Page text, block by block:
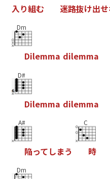
入り組む 迷路抜け出せ
Dm
Dilemma dilemma
D#
Dilemma dilemma
A#
陥ってしまう
C
時
Dm